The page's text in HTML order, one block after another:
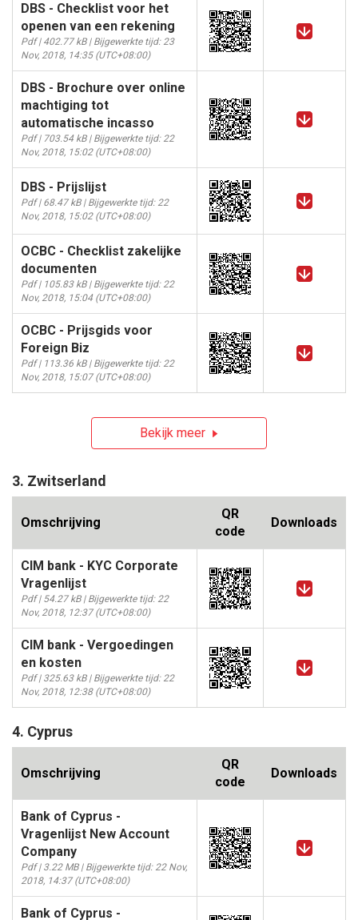
DBS - Checklist voor het
openen van een rekening
Pdf | 402.77 kB | Bijgewerkte tijd: 23
Nov, 2018, 14:35 (UTC+08:00)
DBS - Brochure over online
machtiging tot
automatische incasso
Pdf | 703.54 kB | Bijgewerkte tijd: 22
Nov, 2018, 15:02 (UTC+08:00)
DBS - Prijslijst
Pdf | 68.47 kB | Bijgewerkte tijd: 22
Nov, 2018, 15:02 (UTC+08:00)
OCBC - Checklist zakelijke
documenten
Pdf | 105.83 kB | Bijgewerkte tijd: 22
Nov, 2018, 15:04 (UTC+08:00)
OCBC - Prijsgids voor
Foreign Biz
Pdf | 113.36 kB | Bijgewerkte tijd: 22
Nov, 2018, 15:07 (UTC+08:00)
Bekijk meer
3. Zwitserland
Omschrijving
QR
code
Downloads
CIM bank - KYC Corporate
Vragenlijst
Pdf | 54.27 kB | Bijgewerkte tijd: 22
Nov, 2018, 12:37 (UTC+08:00)
CIM bank - Vergoedingen
en kosten
Pdf | 325.63 kB | Bijgewerkte tijd: 22
Nov, 2018, 12:38 (UTC+08:00)
4. Cyprus
Omschrijving
QR
code
Downloads
Bank of Cyprus -
Vragenlijst New Account
Company
Pdf | 3.22 MB | Bijgewerkte tijd: 22 Nov,
2018, 14:37 (UTC+08:00)
Bank of Cyprus -